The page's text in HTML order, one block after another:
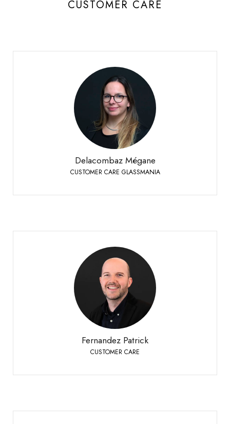
CUSTOMER CARE
Delacombaz Mégane
CUSTOMER CARE GLASSMANIA
Delacombaz Mégane
CUSTOMER CARE GLASSMANIA
Sierre
Phone:
+41 27 451 25 40
Fernandez Patrick
CUSTOMER CARE
Fernandez Patrick
CUSTOMER CARE
Bioley-Orjulaz
Telefon:
+41 21 977 20 00